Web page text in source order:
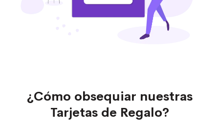
¿Cómo obsequiar nuestras
Tarjetas de Regalo?